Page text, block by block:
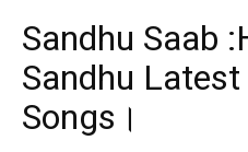
Sandhu Saab
Sandhu
Songs।